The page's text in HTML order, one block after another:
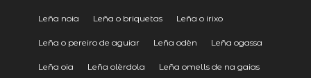
Leña noia Leña o briquetas Leña o irixo
Leña o pereiro de aguiar Leña odèn Leña ogassa
Leña oia Leña olèrdola Leña omells de na gaias